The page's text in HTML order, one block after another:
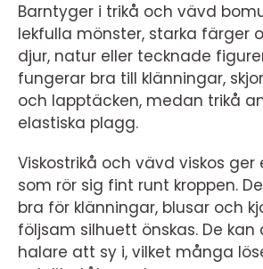
Barntyger i trikå och vävd
lekfulla mönster, starka färger
djur, natur eller tecknade
fungerar bra till klänningar,
och lapptäcken, medan trikå
elastiska plagg.
Viskostrikå och vävd viskos
som rör sig fint runt kroppen.
bra för klänningar, blusar och
följsam silhuett önskas. De
halare att sy i, vilket många